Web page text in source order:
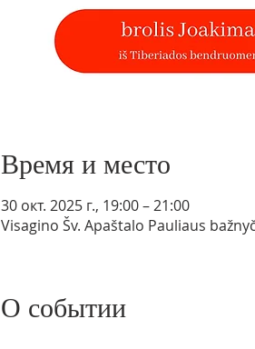
Время и место
30 окт. 2025 г., 19:00 – 21:00
Visagino Šv. Apaštalo Pauliaus
О событии